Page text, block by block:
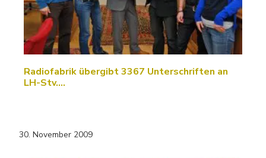
Radiofabrik übergibt 3367 Unterschriften an
LH-Stv.…
30. November 2009